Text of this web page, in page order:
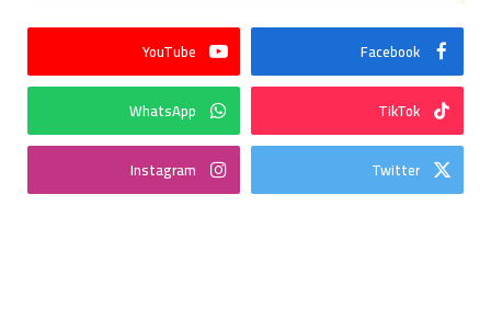
Facebook
YouTube
TikTok
WhatsApp
Twitter
Instagram